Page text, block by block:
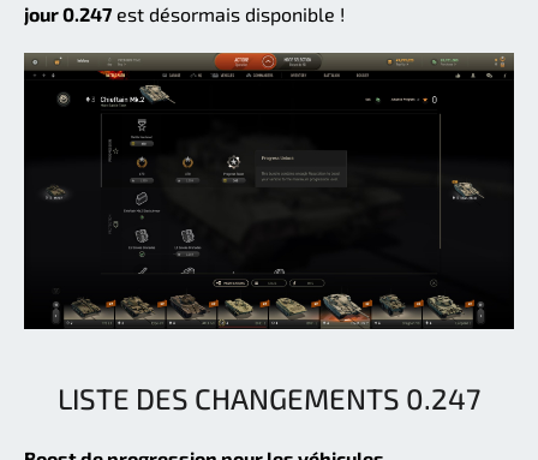
jour 0.247 est désormais disponible !
LISTE DES CHANGEMENTS 0.247